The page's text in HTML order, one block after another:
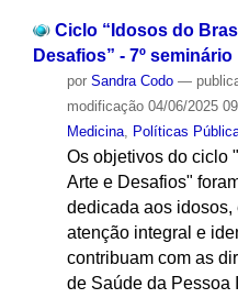
Ciclo “Idosos do
Desafios” - 7º seminário
por Sandra Codo —
modificação04/06/2025
Medicina, Políticas
Os objetivos do ciclo
Arte e Desafios"
dedicada aos idosos,
atenção integral e
contribuam com as
de Saúde da Pessoa